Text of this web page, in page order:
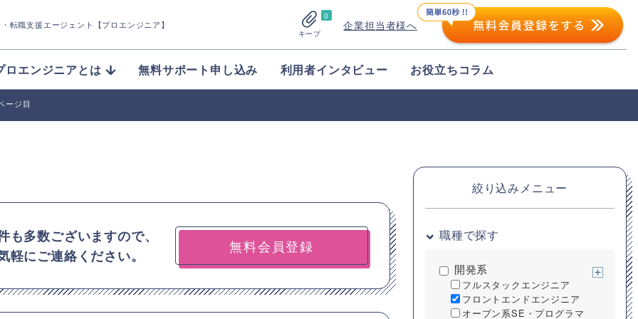
・転職支援エージェント【プロエンジニア】
0
キープ
企業担当者様へ
ロエンジニアとは 無料サポート申し込み 利用者インタビュー お役立ちコラム
ージ目
多数ございますので、
にご連絡ください。
無料会員登録
絞り込みメニュー
職種で探す
開発系
フルスタックエンジニア
フロントエンドエンジニア
オープン系SE・プログラマ